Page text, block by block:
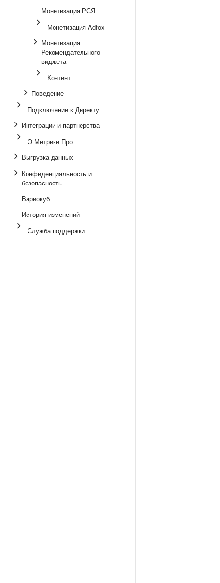
Монетизация РСЯ
Монетизация Adfox
Монетизация
Рекомендательного
виджета
Контент
Поведение
Подключение к Директу
Интеграции и партнерства
О Метрике Про
Выгрузка данных
Конфиденциальность и
безопасность
Вариокуб
История изменений
Служба поддержки